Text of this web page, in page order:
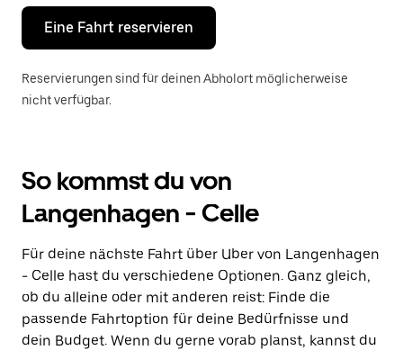
um
den
Kalender
schließen.
Eine Fahrt reservieren
Reservierungen sind für deinen Abholort möglicherweise
nicht verfügbar.
So kommst du von
Langenhagen - Celle
Für deine nächste Fahrt über Uber von Langenhagen
- Celle hast du verschiedene Optionen. Ganz gleich,
ob du alleine oder mit anderen reist: Finde die
passende Fahrtoption für deine Bedürfnisse und
dein Budget. Wenn du gerne vorab planst, kannst du